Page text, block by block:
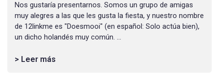
Nos gustaría presentarnos. Somos un grupo de amigas
muy alegres a las que les gusta la fiesta, y nuestro nombre
de 12linkme es "Doesmooi" (en español: Solo actúa bien),
un dicho holandés muy común. ...
> Leer más